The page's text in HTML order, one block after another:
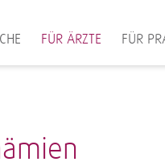
FÜR ÄRZTE FÜR